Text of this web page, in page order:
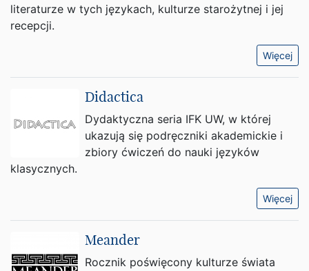
literaturze w tych językach, kulturze starożytnej i jej
recepcji.
Więcej
Didactica
Dydaktyczna seria IFK UW, w której
ukazują się podręczniki akademickie i
zbiory ćwiczeń do nauki języków
klasycznych.
Więcej
Meander
Rocznik poświęcony kulturze świata